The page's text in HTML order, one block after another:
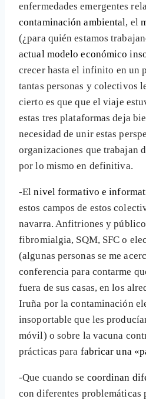
enfermedades emergentes
contaminación ambiental, el
(¿para quién estamos
actual modelo económico
crecer hasta el infinito en un
tantas personas y colectivos
cierto es que que el viaje
estas tres plataformas deja
necesidad de unir estas
organizaciones que trabajan
por lo mismo en definitiva.
-Elnivel formativo e
estos campos de estos
navarra. Anfitriones y
fibromialgia, SQM, SFC o
(algunas personas se me
conferencia para contarme
fuera de sus casas, en los
Iruña por la contaminación
insoportable que les
móvil) o sobre la vacuna
prácticas para fabricar una
-Que cuando se coordinan
con diferentes problemáticas